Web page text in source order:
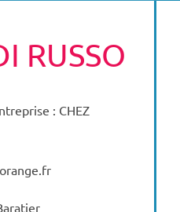
RUSSO
: CHEZ